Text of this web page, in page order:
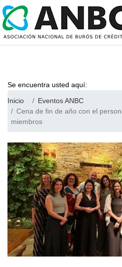
Se encuentra usted aquí:
Inicio
Eventos ANBC
Cena de fin de año con el
miembros